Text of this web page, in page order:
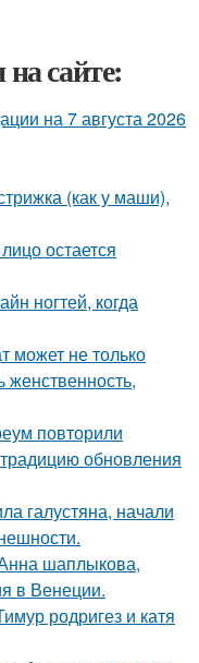
сайте:
на 7 августа 2026
(как у маши),
остается
ногтей, когда
может не только
женственность,
повторили
обновления
галустяна, начали
шаплыкова,
в Венеции.
родригез и катя